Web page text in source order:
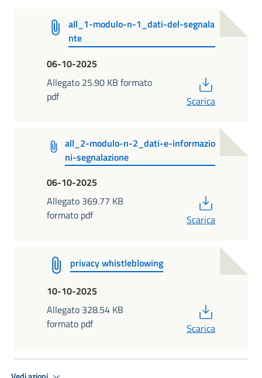
all_1-modulo-n-1_dati-del-segnala
nte
06-10-2025
Allegato 25.90 KB formato
pdf
Scarica
all_2-modulo-n-2_dati-e-informazio
ni-segnalazione
06-10-2025
Allegato 369.77 KB
formato pdf
Scarica
privacy whistleblowing
10-10-2025
Allegato 328.54 KB
formato pdf
Scarica